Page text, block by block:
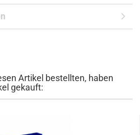
Artikel bestellten, haben
gekauft: